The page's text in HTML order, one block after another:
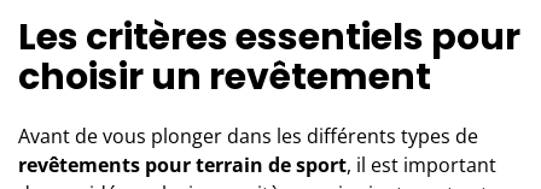
Les critères essentiels pour
choisir un revêtement
Avant de vous plonger dans les différents types de
revêtements pour terrain de sport, il est important